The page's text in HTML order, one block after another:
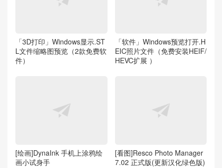
「3D打印」Windows显示.ST
L文件缩略图预览（2款免费软
件）
「软件」Windows预览打开.H
EIC照片文件（免费安装HEIF/
HEVC扩展 ）
[绘画]DynaInk 手机上涂鸦绘
画小试身手
[看图]Resco Photo Manager
7.02 正式版(更新汉化绿色版)